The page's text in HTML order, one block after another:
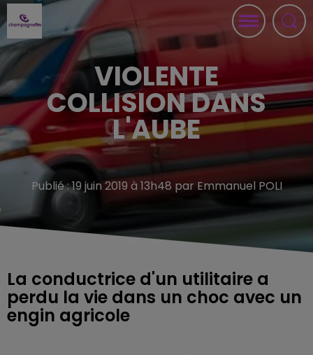
VIOLENTE
COLLISION DANS
L'AUBE
Publié : 19 juin 2019 à 13h48 par Emmanuel POLI
La conductrice d'un utilitaire a
perdu la vie dans un choc avec un
engin agricole